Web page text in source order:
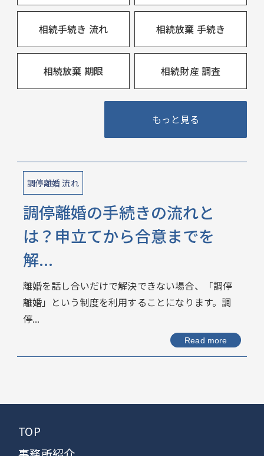
相続手続き 流れ 相続放棄 手続き
相続放棄 期限 相続財産 調査
もっと見る
調停離婚 流れ
調停離婚の手続きの流れと
は？申立てから合意までを
解...
離婚を話し合いだけで解決できない場合、「調停
離婚」という制度を利用することになります。調
停...
Read more
TOP